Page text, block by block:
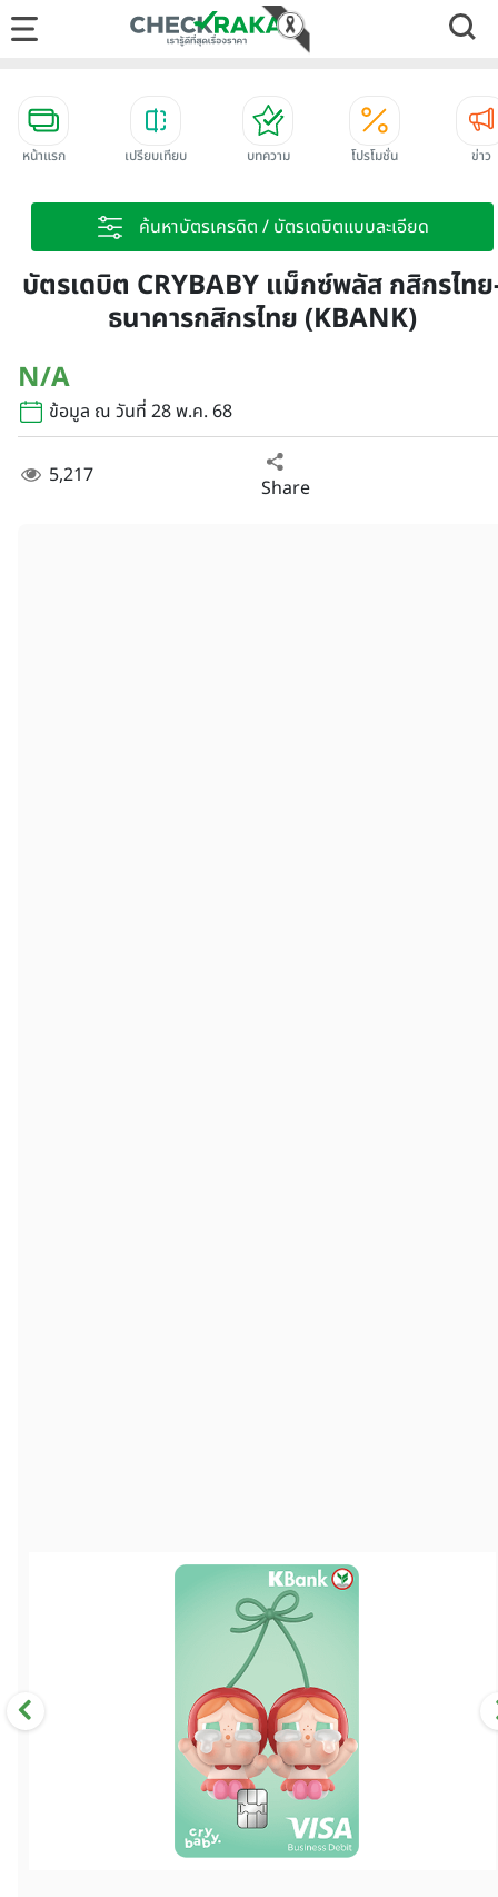
หน้าแรก เปรียบเทียบ บทความ โปรโมชั่น ข่าว
ค้นหาบัตรเครดิต / บัตรเดบิตแบบละเอียด
บัตรเดบิต CRYBABY แม็กซ์พลัส กสิกรไท
ธนาคารกสิกรไทย (KBANK)
N/A
ข้อมูล ณ วันที่ 28 พ.ค. 68
5,217 Share